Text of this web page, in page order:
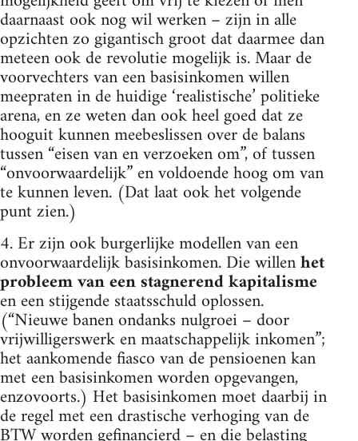
daarnaast ook nog wil werken – zijn in alle
opzichten zo gigantisch groot dat daarmee dan
meteen ook de revolutie mogelijk is. Maar de
voorvechters van een basisinkomen willen
meepraten in de huidige ‘realistische’ politieke
arena, en ze weten dan ook heel goed dat ze
hooguit kunnen meebeslissen over de balans
tussen “eisen van en verzoeken om”, of tussen
“onvoorwaardelijk” en voldoende hoog om van
te kunnen leven. (Dat laat ook het volgende
punt zien.)
4. Er zijn ook burgerlijke modellen van een
onvoorwaardelijk basisinkomen. Die willenhet
probleem van een stagnerend kapitalisme
en een stijgende staatsschuld oplossen.
(“Nieuwe banen ondanks nulgroei – door
vrijwilligerswerk en maatschappelijk inkomen”;
het aankomende fiasco van de pensioenen kan
met een basisinkomen worden opgevangen,
enzovoorts.) Het basisinkomen moet daarbij in
de regel met een drastische verhoging van de